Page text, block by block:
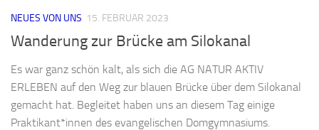
NEUES VON UNS 15. FEBRUAR 2023
Wanderung zur Brücke am Silokanal
Es war ganz schön kalt, als sich die AG NATUR AKTIV
ERLEBEN auf den Weg zur blauen Brücke über dem Silokanal
gemacht hat. Begleitet haben uns an diesem Tag einige
Praktikant*innen des evangelischen Domgymnasiums.